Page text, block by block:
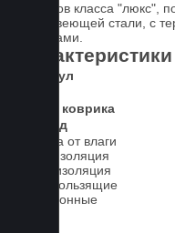
У ковров класса "люкс",
нержавеющей стали, с
вставками.
Характеристики
Артикул
Класс коврика
2-й ряд
Защита от влаги
Шумоизоляция
Теплоизоляция
Антискользящие
Всесезонные